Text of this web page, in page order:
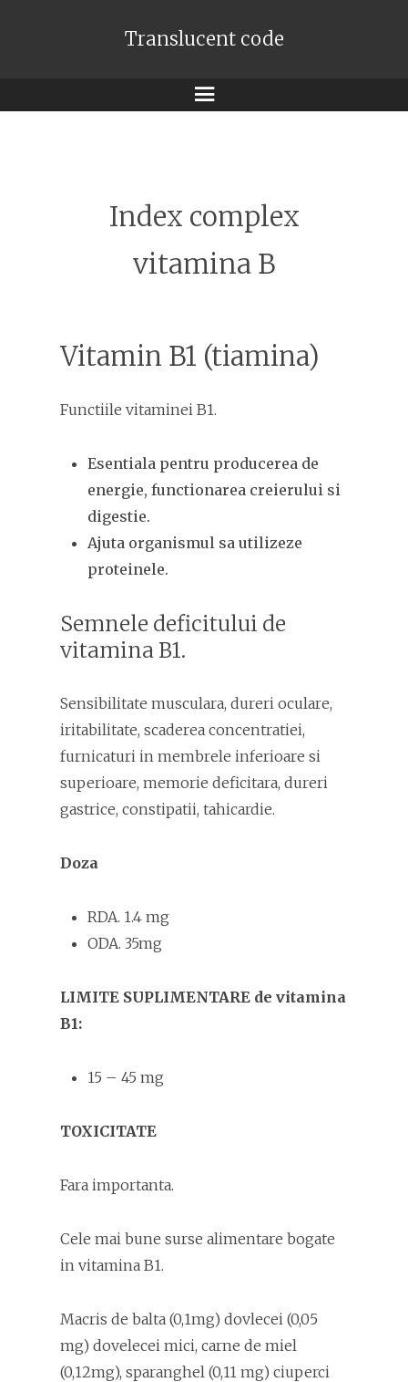
Translucent code
Meniu
Index complex
vitamina B
Vitamin B1 (tiamina)
Functiile vitaminei B1.
Esentiala pentru producerea de
energie, functionarea creierului si
digestie.
Ajuta organismul sa utilizeze
proteinele.
Semnele deficitului de
vitamina B1.
Sensibilitate musculara, dureri oculare,
iritabilitate, scaderea concentratiei,
furnicaturi in membrele inferioare si
superioare, memorie deficitara, dureri
gastrice, constipatii, tahicardie.
Doza
RDA. 1.4 mg
ODA. 35mg
LIMITE SUPLIMENTARE de vitamina
B1:
15 – 45 mg
TOXICITATE
Fara importanta.
Cele mai bune surse alimentare bogate
in vitamina B1.
Macris de balta (0,1mg) dovlecei (0,05
mg) dovelecei mici, carne de miel
(0,12mg), sparanghel (0,11 mg) ciuperci